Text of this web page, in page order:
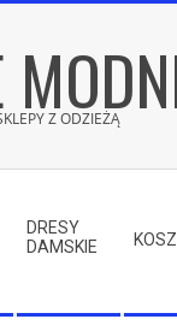
Z ODZIEŻĄ
DRESY
DAMSKIE